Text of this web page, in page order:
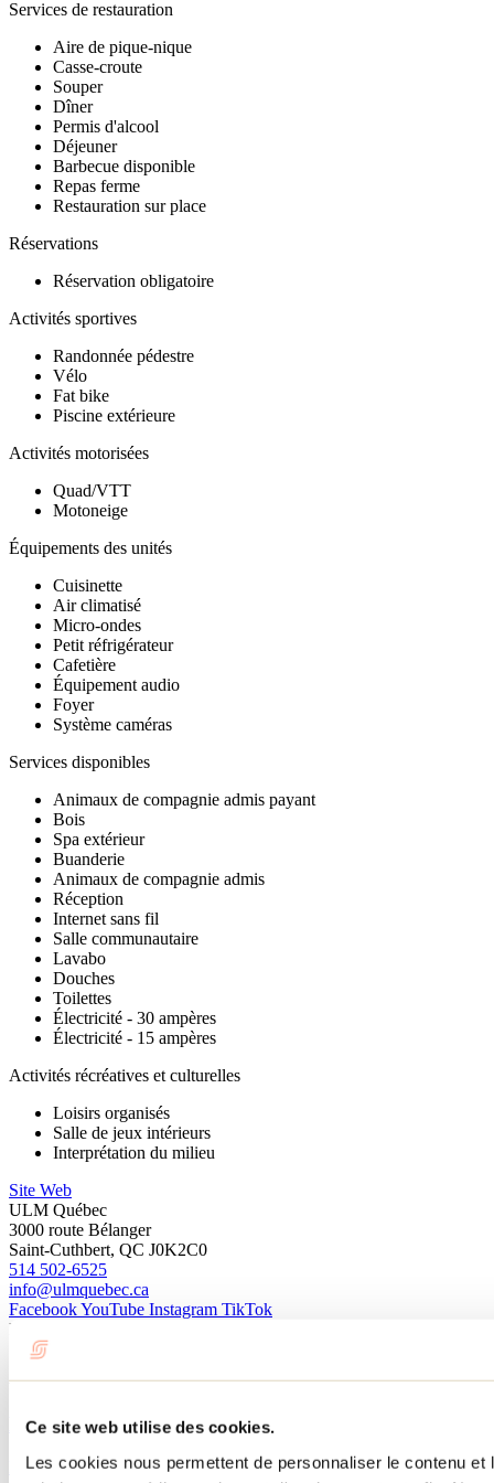
Ce site web utilise des cookies.
Les cookies nous permettent de personnaliser le contenu
Services de restauration
Aire de pique-nique
Casse-croute
Souper
Dîner
Permis d'alcool
Déjeuner
Barbecue disponible
Repas ferme
Restauration sur place
Réservations
Réservation obligatoire
Activités sportives
Randonnée pédestre
Vélo
Fat bike
Piscine extérieure
Activités motorisées
Quad/VTT
Motoneige
Équipements des unités
Cuisinette
Air climatisé
Micro-ondes
Petit réfrigérateur
Cafetière
Équipement audio
Foyer
Système caméras
Services disponibles
Animaux de compagnie admis payant
Bois
Spa extérieur
Buanderie
Animaux de compagnie admis
Réception
Internet sans fil
Salle communautaire
Lavabo
Douches
Toilettes
Électricité - 30 ampères
Électricité - 15 ampères
Activités récréatives et culturelles
Loisirs organisés
Salle de jeux intérieurs
Interprétation du milieu
Site Web
ULM Québec
3000 route Bélanger
Saint-Cuthbert, QC J0K2C0
514 502-6525
info@ulmquebec.ca
FacebookYouTube Instagram TikTok
No d'enregistrement
À lire sur le blogue
Les nouveautés à découvrir cet été dans Lanaudière
Par : Marilou M. Robitaille